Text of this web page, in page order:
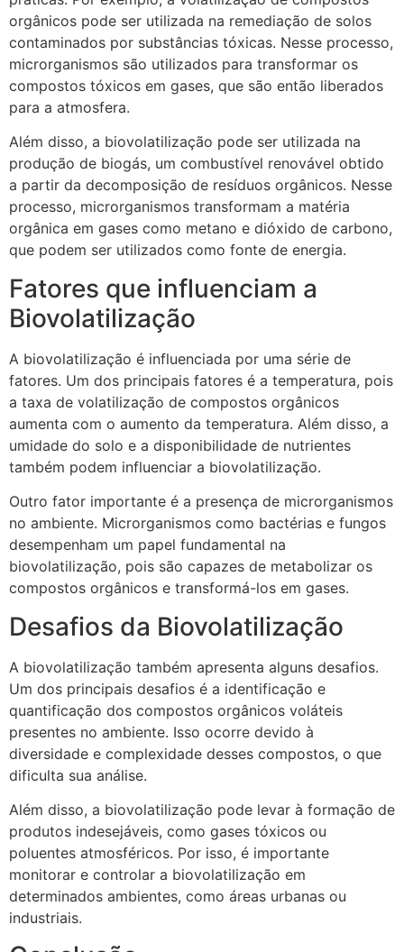
orgânicos pode ser utilizada na remediação de solos
contaminados por substâncias tóxicas. Nesse processo,
microrganismos são utilizados para transformar os
compostos tóxicos em gases, que são então liberados
para a atmosfera.
Além disso, a biovolatilização pode ser utilizada na
produção de biogás, um combustível renovável obtido
a partir da decomposição de resíduos orgânicos. Nesse
processo, microrganismos transformam a matéria
orgânica em gases como metano e dióxido de carbono,
que podem ser utilizados como fonte de energia.
Fatores que influenciam a
Biovolatilização
A biovolatilização é influenciada por uma série de
fatores. Um dos principais fatores é a temperatura, pois
a taxa de volatilização de compostos orgânicos
aumenta com o aumento da temperatura. Além disso, a
umidade do solo e a disponibilidade de nutrientes
também podem influenciar a biovolatilização.
Outro fator importante é a presença de microrganismos
no ambiente. Microrganismos como bactérias e fungos
desempenham um papel fundamental na
biovolatilização, pois são capazes de metabolizar os
compostos orgânicos e transformá-los em gases.
Desafios da Biovolatilização
A biovolatilização também apresenta alguns desafios.
Um dos principais desafios é a identificação e
quantificação dos compostos orgânicos voláteis
presentes no ambiente. Isso ocorre devido à
diversidade e complexidade desses compostos, o que
dificulta sua análise.
Além disso, a biovolatilização pode levar à formação de
produtos indesejáveis, como gases tóxicos ou
poluentes atmosféricos. Por isso, é importante
monitorar e controlar a biovolatilização em
determinados ambientes, como áreas urbanas ou
industriais.